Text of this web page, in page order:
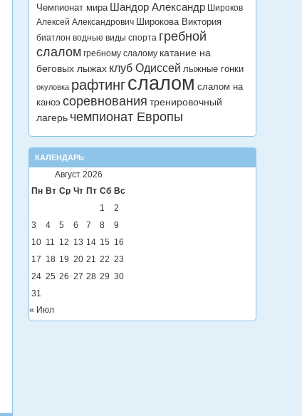
Чемпионат мира Шандор Александр Широков
Алексей Александрович Широкова Виктория
биатлон водные виды спорта гребной
слалом гребному слалому катание на
беговых лыжах клуб Одиссей лыжные гонки
окуловка рафтингслалом слалом на
каноэ соревнования тренировочный
лагерь чемпионат Европы
КАЛЕНДАРЬ
Август 2026
Пн Вт Ср Чт Пт Сб Вс
1
2
3
4 5 6 7 8
9
10 11 12 13 14 15 16
17 18 19 20 21 22 23
24 25 26 27 28 29 30
31
« Июл